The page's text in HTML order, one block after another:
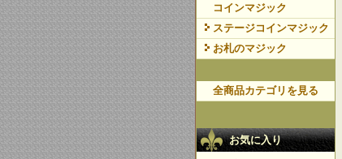
コインマジック
ステージコインマジック
お札のマジック
全商品カテゴリを見る
お気に入り